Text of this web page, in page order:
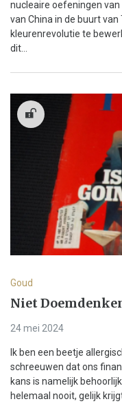
nucleaire oefeningen
van China in de buurt
kleurenrevolutie te
dit...
Goud
Niet
24 mei 2024
Ik ben een beetje
schreeuwen dat ons
kans is namelijk
helemaal nooit, gelijk